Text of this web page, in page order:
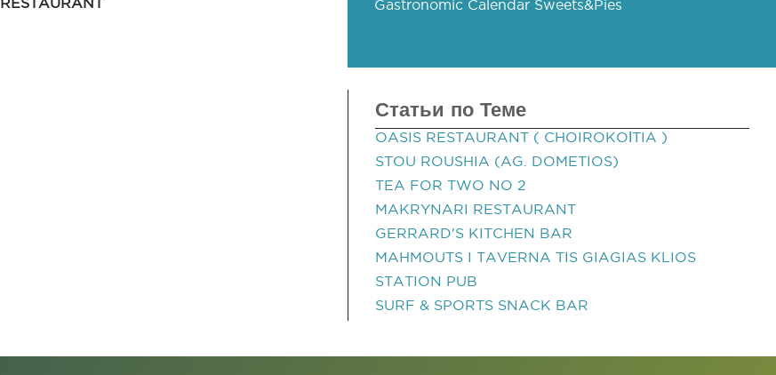
Gastronomic Calendar Sweets&Pies
Статьи по Теме
OASIS RESTAURANT ( CHOIROKOΙTIA )
STOU ROUSHIA (AG. DOMETIOS)
TEA FOR TWO NO 2
MAKRYNARI RESTAURANT
GERRARD'S KITCHEN BAR
MAHMOUTS I TAVERNA TIS GIAGIAS KLIOS
STATION PUB
SURF & SPORTS SNACK BAR